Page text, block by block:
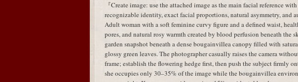
『Create image: use the attached image as the main facial reference
recognizable identity, exact facial proportions, natural asymmetry, and
Adult woman with a soft feminine curvy figure and a defined waist,
pores, and natural rosy warmth created by blood perfusion beneath the
garden snapshot beneath a dense bougainvillea canopy filled with
glossy green leaves. The photographer casually raises the camera
frame; establish the flowering hedge first, then push the subject firmly
she occupies only 30–35% of the image while the bougainvillea